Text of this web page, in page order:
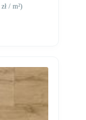
zł/ m²)